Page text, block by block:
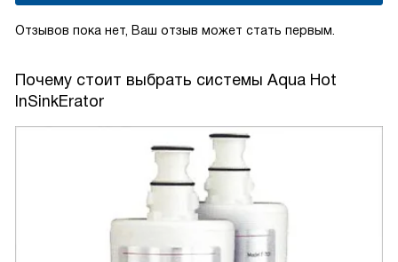
Отзывов пока нет, Ваш отзыв может стать первым.
Почему стоит выбрать системы Aqua Hot
InSinkErator